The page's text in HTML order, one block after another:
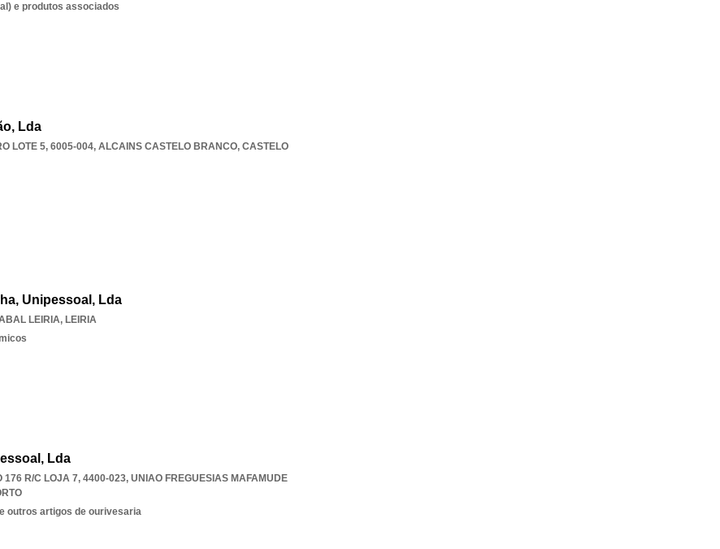
e produtos associados
Lda
LOTE 5, 6005-004, ALCAINS CASTELO BRANCO, CASTELO
Unipessoal, Lda
LEIRIA, LEIRIA
Lda
176 R/C LOJA 7, 4400-023, UNIAO FREGUESIAS MAFAMUDE
outros artigos de ourivesaria